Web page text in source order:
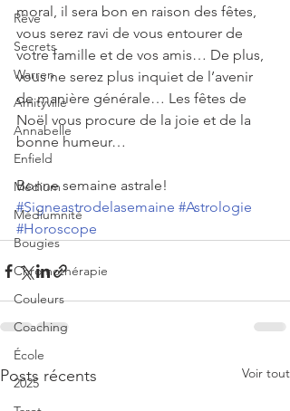
Rêve
Secrets
Warren
Amityville
Annabelle
Enfield
Médium
Médiumnité
Bougies
Chromothérapie
Couleurs
Coaching
École
2025
moral, il sera bon en raison des fêtes,
vous serez ravi de vous entourer de
votre famille et de vos amis… De plus,
vous ne serez plus inquiet de l’avenir
de manière générale… Les fêtes de
Noël vous procure de la joie et de la
bonne humeur…
Bonne semaine astrale!
#Signeastrodelasemaine #Astrologie
#Horoscope
Posts récents Voir tout